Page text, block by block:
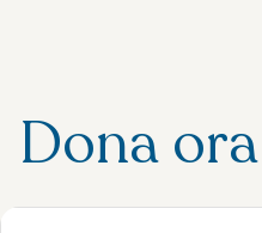
Dona ora